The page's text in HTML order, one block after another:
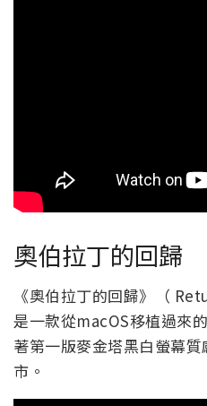
奧伯拉丁的回歸
《奧伯拉丁的回歸》（
是一款從macOS移植過來
著第一版麥金塔黑白螢幕
市。